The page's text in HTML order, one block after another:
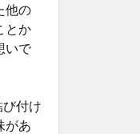
他の
とか
いで
付け
があ